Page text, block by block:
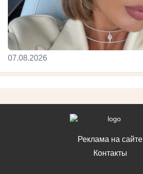
07.08.2026
Реклама на сайте
Контакты